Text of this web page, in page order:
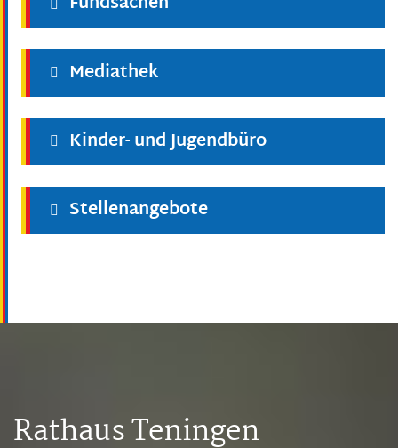
Mediathek
Kinder- und Jugendbüro
Stellenangebote
Rathaus Teningen